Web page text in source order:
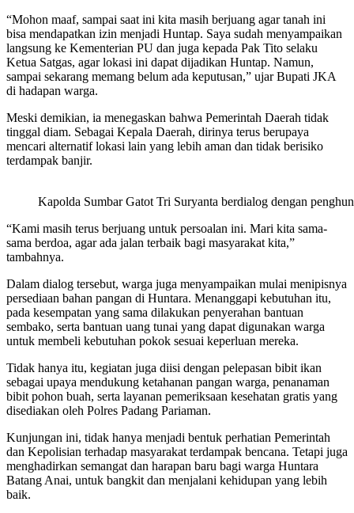
‎“Mohon maaf, sampai saat ini kita masih berjuang agar tanah ini
bisa mendapatkan izin menjadi Huntap. Saya sudah menyampaikan
langsung ke Kementerian PU dan juga kepada Pak Tito selaku
Ketua Satgas, agar lokasi ini dapat dijadikan Huntap. Namun,
sampai sekarang memang belum ada keputusan,” ujar Bupati JKA
di hadapan warga.
‎Meski demikian, ia menegaskan bahwa Pemerintah Daerah tidak
tinggal diam. Sebagai Kepala Daerah, dirinya terus berupaya
mencari alternatif lokasi lain yang lebih aman dan tidak berisiko
terdampak banjir.
Kapolda Sumbar Gatot Tri Suryanta berdialog dengan
‎“Kami masih terus berjuang untuk persoalan ini. Mari kita sama-
sama berdoa, agar ada jalan terbaik bagi masyarakat kita,”
tambahnya.
‎Dalam dialog tersebut, warga juga menyampaikan mulai menipisnya
persediaan bahan pangan di Huntara. Menanggapi kebutuhan itu,
pada kesempatan yang sama dilakukan penyerahan bantuan
sembako, serta bantuan uang tunai yang dapat digunakan warga
untuk membeli kebutuhan pokok sesuai keperluan mereka.
‎Tidak hanya itu, kegiatan juga diisi dengan pelepasan bibit ikan
sebagai upaya mendukung ketahanan pangan warga, penanaman
bibit pohon buah, serta layanan pemeriksaan kesehatan gratis yang
disediakan oleh Polres Padang Pariaman.
‎Kunjungan ini, tidak hanya menjadi bentuk perhatian Pemerintah
dan Kepolisian terhadap masyarakat terdampak bencana. Tetapi juga
menghadirkan semangat dan harapan baru bagi warga Huntara
Batang Anai, untuk bangkit dan menjalani kehidupan yang lebih
baik.